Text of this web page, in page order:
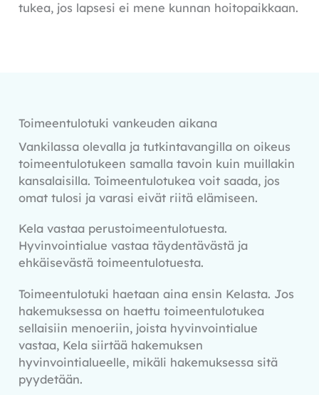
tukea, jos lapsesi ei mene kunnan hoitopaikkaan.
Toimeentulotuki vankeuden aikana
Vankilassa olevalla ja tutkintavangilla on oikeus
toimeentulotukeen samalla tavoin kuin muillakin
kansalaisilla. Toimeentulotukea voit saada, jos
omat tulosi ja varasi eivät riitä elämiseen.
Kela vastaa perustoimeentulotuesta.
Hyvinvointialue vastaa täydentävästä ja
ehkäisevästä toimeentulotuesta.
Toimeentulotuki haetaan aina ensin Kelasta. Jos
hakemuksessa on haettu toimeentulotukea
sellaisiin menoeriin, joista hyvinvointialue
vastaa, Kela siirtää hakemuksen
hyvinvointialueelle, mikäli hakemuksessa sitä
pyydetään.